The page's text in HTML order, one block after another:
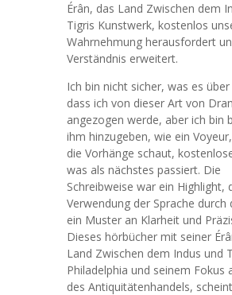
Érân, das Land Zwischen dem
Tigris Kunstwerk, kostenlos
Wahrnehmung herausfordert
Verständnis erweitert.
Ich bin nicht sicher, was es
dass ich von dieser Art von
angezogen werde, aber ich bin
ihm hinzugeben, wie ein
die Vorhänge schaut,
was als nächstes passiert. Die
Schreibweise war ein Highlight,
Verwendung der Sprache durch
ein Muster an Klarheit und
Dieses hörbücher mit seiner
Land Zwischen dem Indus und
Philadelphia und seinem Fokus
des Antiquitätenhandels,